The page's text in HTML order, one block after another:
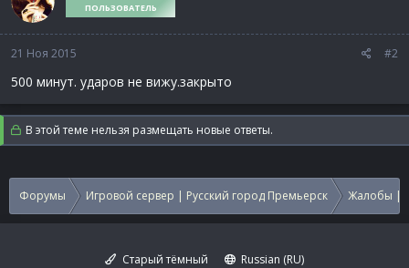
ПОЛЬЗОВАТЕЛЬ
21 Ноя 2015 #2
500 минут. ударов не вижу.закрыто
В этой теме нельзя размещать новые ответы.
Форумы Игровой сервер | Русский город Премьерск Жалобы |
Старый тёмный
Russian (RU)